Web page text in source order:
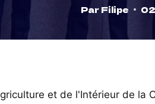
Par Filipe
et de l'Intérieur de la